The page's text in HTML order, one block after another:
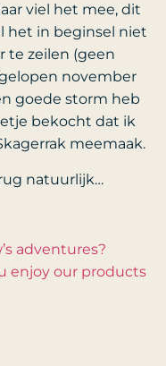
viel het mee, dit
het in beginsel niet
te zeilen (geen
november
goede storm heb
bekocht dat ik
meemaak.
natuurlijk…
adventures?
enjoy our products